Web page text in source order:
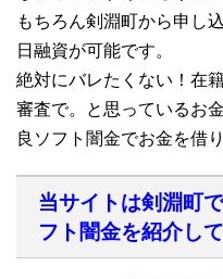
もちろん剣淵町から申し
日融資が可能です。
絶対にバレたくない！在
審査で。と思っているお
良ソフト闇金でお金を借
当サイトは剣淵町
フト闇金を紹介して